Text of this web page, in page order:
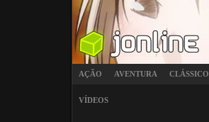
AÇÃO AVENTURA CLÁSSICO
VÍDEOS